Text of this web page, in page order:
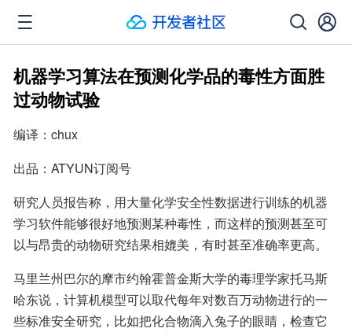
机器学习算法在预测化学品的毒性方面胜
过动物试验
编译：chux
出品：ATYUN订阅号
研究人员报告称，用大量化学安全性数据进行训练的机器
学习软件能够很好地预测某种毒性，而这样的预测甚至可
以与昂贵的动物研究结果相媲美，有时甚至准确率更高。
马里兰州巴尔的摩市约翰霍普金斯大学的毒理学家托马斯
哈东说，计算机模型可以取代每年对数百万动物进行的一
些标准安全研究，比如把化合物滴入兔子的眼睛，检查它